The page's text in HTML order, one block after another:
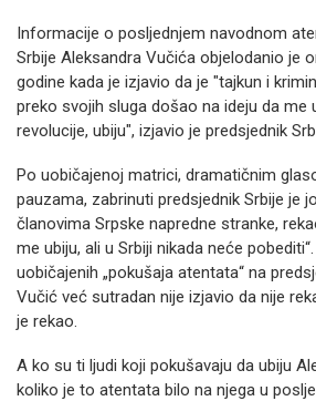
Informacije o posljednjem navodnom
Srbije Aleksandra Vučića objelodanio je
godine kada je izjavio da je "tajkun i
preko svojih sluga došao na ideju da me
revolucije, ubiju", izjavio je predsjednik
Po uobičajenoj matrici, dramatičnim
pauzama, zabrinuti predsjednik Srbije je
članovima Srpske napredne stranke,
me ubiju, ali u Srbiji nikada neće
uobičajenih „pokušaja atentata“ na
Vučić već sutradan nije izjavio da nije
je rekao.
A ko su ti ljudi koji pokušavaju da ubiju
koliko je to atentata bilo na njega u